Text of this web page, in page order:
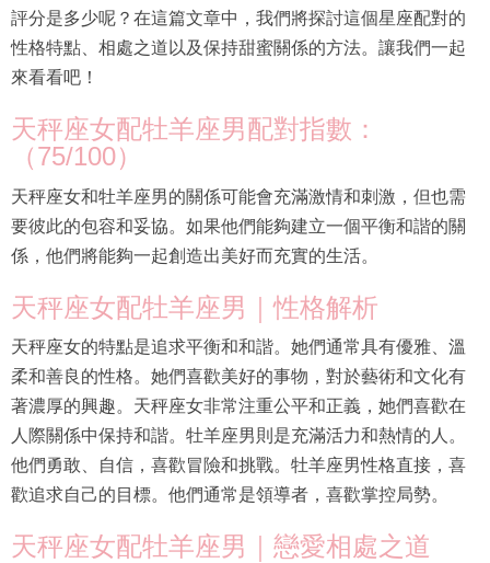
評分是多少呢？在這篇文章中，我們將探討這個星座配對的
性格特點、相處之道以及保持甜蜜關係的方法。讓我們一起
來看看吧！
天秤座女配牡羊座男配對指數：
（75/100）
天秤座女和牡羊座男的關係可能會充滿激情和刺激，但也需
要彼此的包容和妥協。如果他們能夠建立一個平衡和諧的關
係，他們將能夠一起創造出美好而充實的生活。
天秤座女配牡羊座男｜性格解析
天秤座女的特點是追求平衡和和諧。她們通常具有優雅、溫
柔和善良的性格。她們喜歡美好的事物，對於藝術和文化有
著濃厚的興趣。天秤座女非常注重公平和正義，她們喜歡在
人際關係中保持和諧。牡羊座男則是充滿活力和熱情的人。
他們勇敢、自信，喜歡冒險和挑戰。牡羊座男性格直接，喜
歡追求自己的目標。他們通常是領導者，喜歡掌控局勢。
天秤座女配牡羊座男｜戀愛相處之道